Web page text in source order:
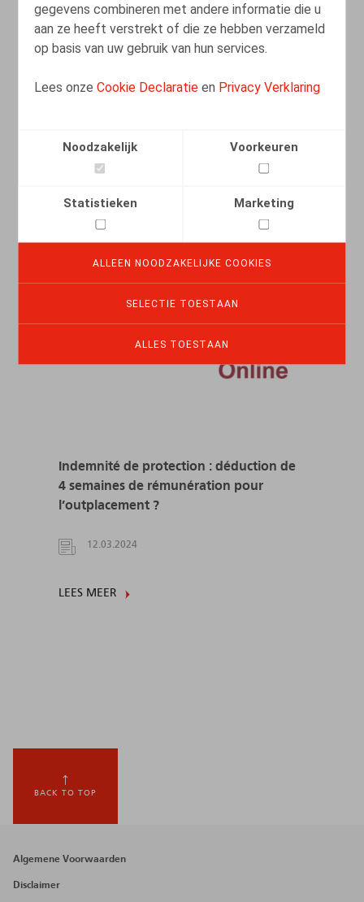
gegevens combineren met andere informatie die u
aan ze heeft verstrekt of die ze hebben verzameld
op basis van uw gebruik van hun services.
Lees onzeCookie Declaratie en Privacy Verklaring
Noodzakelijk Voorkeuren
Statistieken Marketing
ALLEEN NOODZAKELIJKE COOKIES
SELECTIE TOESTAAN
ALLES TOESTAAN
New case law about wearing religious
15.03.2024
Indemnité de protection : déduction de
4 semaines de rémunération pour
l’outplacement ?
12.03.2024
LEES MEER
BACK TO TOP
Footer
menu
Algemene Voorwaarden
Disclaimer